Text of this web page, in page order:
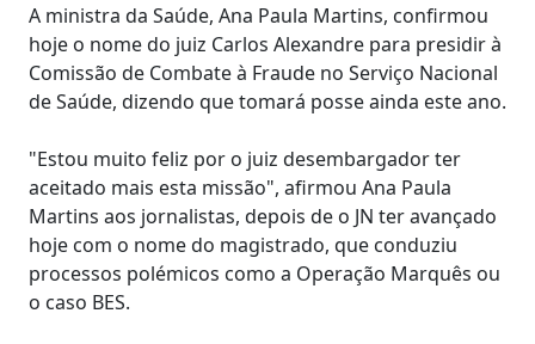
A ministra da Saúde, Ana Paula Martins, confirmou
hoje o nome do juiz Carlos Alexandre para presidir à
Comissão de Combate à Fraude no Serviço Nacional
de Saúde, dizendo que tomará posse ainda este ano.
"Estou muito feliz por o juiz desembargador ter
aceitado mais esta missão", afirmou Ana Paula
Martins aos jornalistas, depois de o JN ter avançado
hoje com o nome do magistrado, que conduziu
processos polémicos como a Operação Marquês ou
o caso BES.